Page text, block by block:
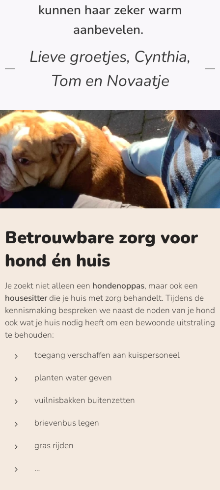
kunnen haar zeker warm
aanbevelen.
Lieve groetjes, Cynthia,
Tom en Novaatje
Betrouwbare zorg voor
hond én huis
Je zoekt niet alleen een hondenoppas, maar ook een
housesitterdie je huis met zorg behandelt. Tijdens de
kennismaking bespreken we naast de noden van je hond
ook wat je huis nodig heeft om een bewoonde uitstraling
te behouden:
toegang verschaffen aan kuispersoneel
planten water geven
vuilnisbakken buitenzetten
brievenbus legen
gras rijden
…